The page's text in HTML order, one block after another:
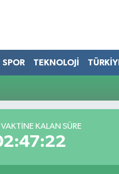
SPOR TEKNOLOJİ
VAKTINE KALAN SÜRE